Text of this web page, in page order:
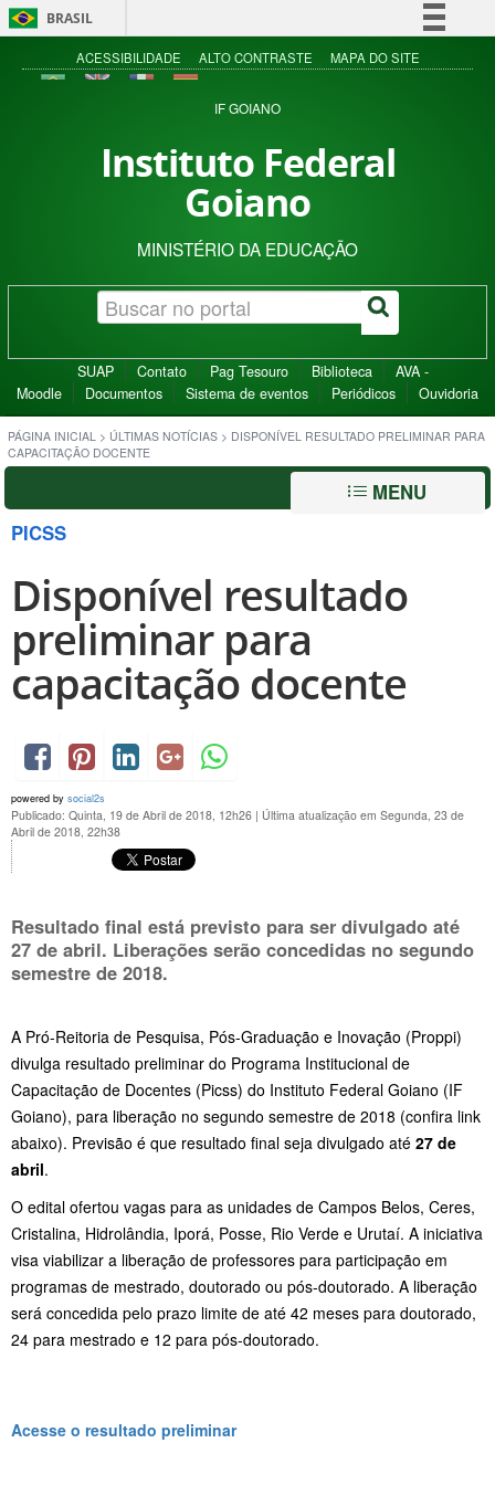
BRASIL
Simplifique!
Acesso à informação
ACESSIBILIDADE ALTO CONTRASTE MAPA DO SITE
IF GOIANO
Instituto Federal
Goiano
MINISTÉRIO DA EDUCAÇÃO
SUAP Contato Pag Tesouro Biblioteca
AVA -
Moodle
Documentos Sistema de eventos Periódicos Ouvidoria
PÁGINA INICIAL > ÚLTIMAS NOTÍCIAS > DISPONÍVEL RESULTADO PRELIMINAR PARA
CAPACITAÇÃO DOCENTE
MENU
PICSS
Disponível resultado
preliminar para
capacitação docente
powered by social2s
Publicado: Quinta, 19 de Abril de 2018, 12h26 | Última atualização em Segunda, 23 de
Abril de 2018, 22h38
Resultado final está previsto para ser divulgado até
27 de abril. Liberações serão concedidas no segundo
semestre de 2018.
A Pró-Reitoria de Pesquisa, Pós-Graduação e Inovação (Proppi)
divulga resultado preliminar do Programa Institucional de
Capacitação de Docentes (Picss) do Instituto Federal Goiano (IF
Goiano), para liberação no segundo semestre de 2018 (confira link
abaixo). Previsão é que resultado final seja divulgado até 27 de
abril.
O edital ofertou vagas para as unidades de Campos Belos, Ceres,
Cristalina, Hidrolândia, Iporá, Posse, Rio Verde e Urutaí. A iniciativa
visa viabilizar a liberação de professores para participação em
programas de mestrado, doutorado ou pós-doutorado. A liberação
será concedida pelo prazo limite de até 42 meses para doutorado,
24 para mestrado e 12 para pós-doutorado.
Acesse o resultado preliminar